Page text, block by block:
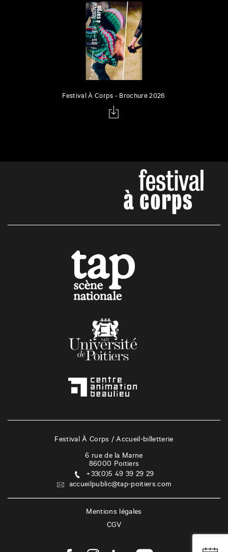
Festival À Corps - Brochure 2026
Festival À Corps / Accueil-billetterie
6 rue de la Marne
86000 Poitiers
+33(0)5 49 39 29 29
accueilpublic@tap-poitiers.com
Mentions légales
CGV